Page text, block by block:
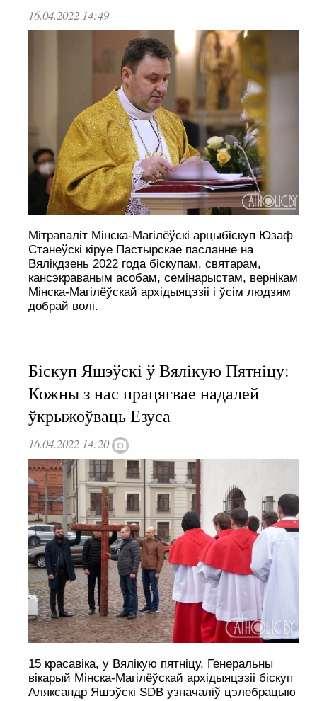
16.04.2022 14:49
Мітрапаліт Мінска-Магілёўскі арцыбіскуп Юзаф
Станеўскі кіруе Пастырскае пасланне на
Вялікдзень 2022 года біскупам, святарам,
кансэкраваным асобам, семінарыстам, вернікам
Мінска-Магілёўскай архідыяцэзіі і ўсім людзям
добрай волі.
Біскуп Яшэўскі ў Вялікую Пятніцу:
Кожны з нас працягвае надалей
ўкрыжоўваць Езуса
16.04.2022 14:20
15 красавіка, у Вялікую пятніцу, Генеральны
вікарый Мінска-Магілёўскай архідыяцэзіі біскуп
Аляксандр Яшэўскі SDB узначаліў цэлебрацыю